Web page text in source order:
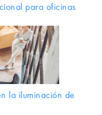
para oficinas
la iluminación de